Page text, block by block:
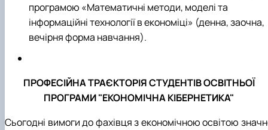
програмою «Математичні методи, моделі та
інформаційні технології в економіці» (денна, заочна,
вечірня форма навчання).
ПРОФЕСІЙНА ТРАЄКТОРІЯ СТУДЕНТІВ ОСВІТНЬОЇ
ПРОГРАМИ "ЕКОНОМІЧНА КІБЕРНЕТИКА"
Сьогодні вимоги до фахівця з економічною освітою